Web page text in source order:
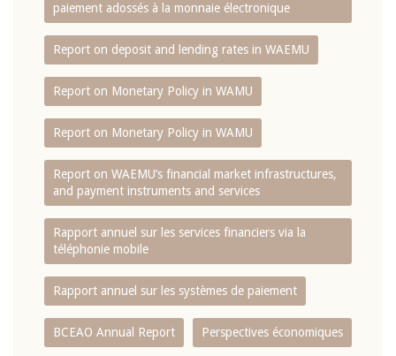
paiement adossés à la monnaie électronique
Report on deposit and lending rates in WAEMU
Report on Monetary Policy in WAMU
Report on Monetary Policy in WAMU
Report on WAEMU’s financial market infrastructures,
and payment instruments and services
Rapport annuel sur les services financiers via la
téléphonie mobile
Rapport annuel sur les systèmes de paiement
BCEAO Annual Report Perspectives économiques